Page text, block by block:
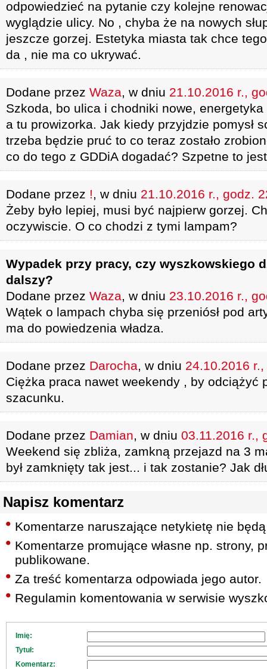
odpowiedzieć na pytanie czy kolejne
wyglądzie ulicy. No , chyba że na nowych
jeszcze gorzej. Estetyka miasta tak chce
da , nie ma co ukrywać.
Dodane przez Waza, w dniu 21.10.2016 r.,
Szkoda, bo ulica i chodniki nowe,
a tu prowizorka. Jak kiedy przyjdzie pomysł
trzeba będzie pruć to co teraz zostało
co do tego z GDDiA dogadać? Szpetne to
Dodane przez !, w dniu 21.10.2016 r., godz.
Żeby było lepiej, musi być najpierw gorzej.
oczywiscie. O co chodzi z tymi lampam?
Wypadek przy pracy, czy wyszkowskiego
dalszy?
Dodane przez Waza, w dniu 23.10.2016 r.,
Wątek o lampach chyba się przeniósł pod
ma do powiedzenia władza.
Dodane przez Darocha, w dniu 24.10.2016
Ciężka praca nawet weekendy , by odciążyć
szacunku.
Dodane przez Damian, w dniu 03.11.2016 r.,
Weekend się zbliża, zamkną przejazd na 3
był zamknięty tak jest... i tak zostanie? Jak
Napisz komentarz
Komentarze naruszające netykietę nie
Komentarze promujące własne np. strony,
publikowane.
Za treść komentarza odpowiada jego autor.
Regulamin komentowania w serwisie
Imię:
Tytuł:
Komentarz: